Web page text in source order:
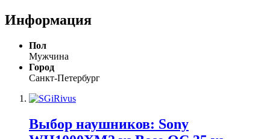
Информация
Пол
Мужчина
Город
Санкт-Петербург
Выбор наушников: Sony